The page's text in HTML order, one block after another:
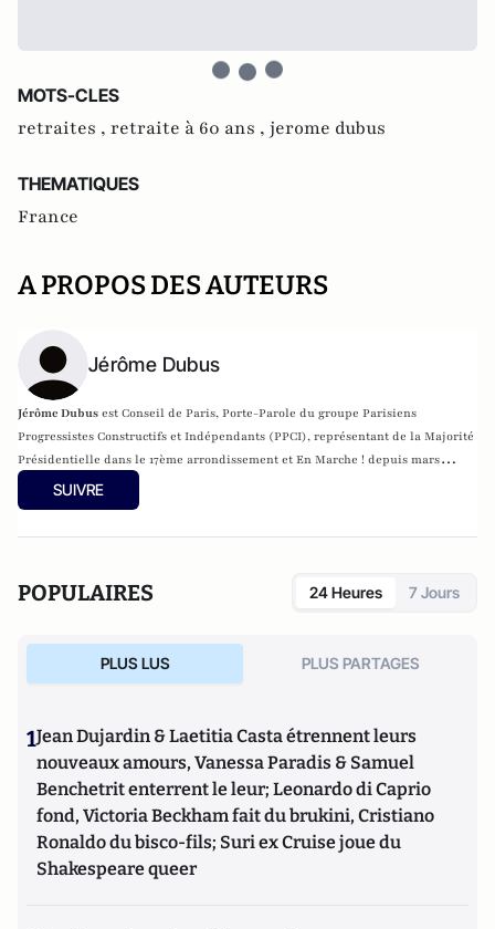
MOTS-CLES
retraites , retraite à 60 ans , jerome dubus
THEMATIQUES
France
A PROPOS DES AUTEURS
Jérôme Dubus
Jérôme Dubus est Conseil de Paris, Porte-Parole du groupe Parisiens
Progressistes Constructifs et Indépendants (PPCI), représentant de la Majorité
Présidentielle dans le 17ème arrondissement et En Marche ! depuis mars
Un site internet lui est consacré :
dubus.fr/
SUIVRE
POPULAIRES 24 Heures 7 Jours
PLUS LUS PLUS PARTAGES
1Jean Dujardin & Laetitia Casta étrennent leurs
nouveaux amours, Vanessa Paradis & Samuel
Benchetrit enterrent le leur; Leonardo di Caprio
fond, Victoria Beckham fait du brukini, Cristiano
Ronaldo du bisco-fils; Suri ex Cruise joue du
Shakespeare queer